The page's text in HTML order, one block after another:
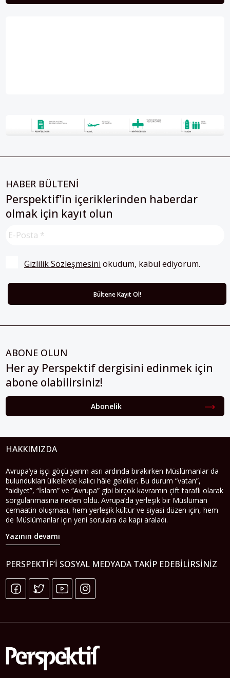
HABER BÜLTENİ
Perspektif’in içeriklerinden haberdar
olmak için kayıt olun
Gizlilik Sözleşmesini okudum, kabul ediyorum.
ABONE OLUN
Her ay Perspektif dergisini edinmek için
abone olabilirsiniz!
Abonelik
HAKKIMIZDA
Avrupa’ya işçi göçü yarım asrı ardında bırakırken Müslümanlar da
bulundukları ülkelerde kalıcı hâle geldiler. Bu durum “vatan”,
“aidiyet”, “İslam” ve “Avrupa” gibi birçok kavramın çift taraflı olarak
sorgulanmasına neden oldu. Avrupa’da yerleşik bir Müslüman
cemaatin oluşması, hem yerleşik kültür ve siyasi düzen için, hem
de Müslümanlar için yeni sorulara da kapı araladı.
Yazının devamı
PERSPEKTIF’I SOSYAL MEDYADA TAKIP EDEBILIRSINIZ